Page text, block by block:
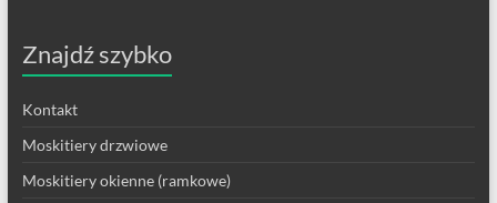
Znajdź szybko
Kontakt
Moskitiery drzwiowe
Moskitiery okienne (ramkowe)